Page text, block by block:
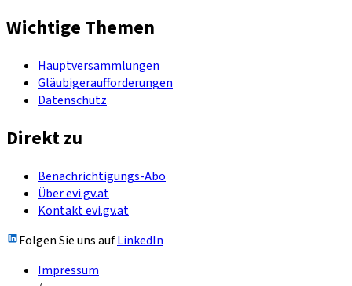
Wichtige Themen
Hauptversammlungen
Gläubigeraufforderungen
Datenschutz
Direkt zu
Benachrichtigungs-Abo
Über evi.gv.at
Kontakt evi.gv.at
Folgen Sie uns aufLinkedIn
Impressum